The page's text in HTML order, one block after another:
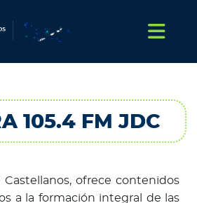
105.4 FM JDC
Castellanos, ofrece contenidos
a la formación integral de las